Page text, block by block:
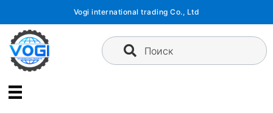
содержимому
Vogi international trading Co., Ltd
Поиск